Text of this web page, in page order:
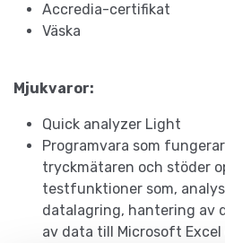
Accredia-certifikat
Väska
Mjukvaror:
Quick analyzer Light
Programvara som
tryckmätaren och stöder
testfunktioner som,
datalagring, hantering av
av data till Microsoft Excel